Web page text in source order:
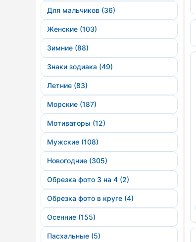
Для мальчиков (36)
Женские (103)
Зимние (88)
Знаки зодиака (49)
Летние (83)
Морские (187)
Мотиваторы (12)
Мужские (108)
Новогодние (305)
Обрезка фото 3 на 4 (2)
Обрезка фото в круге (4)
Осенние (155)
Пасхальные (5)